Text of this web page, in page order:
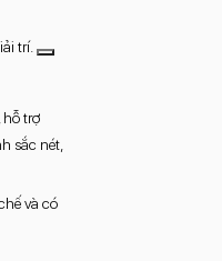
trí.
hỗ trợ
sắc nét,
và có